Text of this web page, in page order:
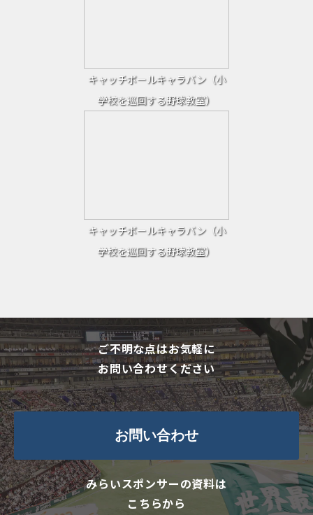
キャッチボールキャラバン（小
学校を巡回する野球教室）
キャッチボールキャラバン（小
学校を巡回する野球教室）
ご不明な点はお気軽に
お問い合わせください
お問い合わせ
みらいスポンサーの資料は
こちらから